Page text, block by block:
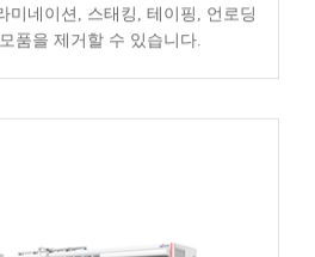
미네이션, 스태킹, 테이핑, 언로딩
품을 제거할 수 있습니다.